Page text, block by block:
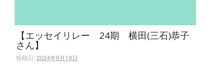
【エッセイリレー 24期 横田(三石)恭子
さん】
投稿日:2024年9月19日